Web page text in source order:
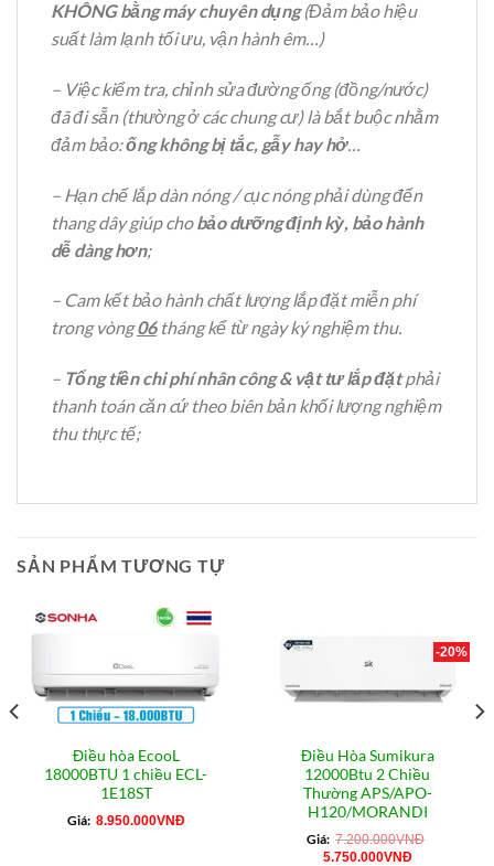
KHÔNG bằng máy chuyên dụng(Đảm bảo hiệu
suất làm lạnh tối ưu, vận hành êm…)
– Việc kiểm tra, chỉnh sửa đường ống (đồng/nước)
đã đi sẵn (thường ở các chung cư) là bắt buộc nhằm
đảm bảo:ống không bị tắc, gẫy hay hở…
– Hạn chế lắp dàn nóng / cục nóng phải dùng đến
thang dây giúp chobảo dưỡng định kỳ, bảo hành
dễ dàng hơn;
– Cam kết bảo hành chất lượng lắp đặt miễn phí
trong vòng06tháng kể từ ngày ký nghiệm thu.
– Tổng tiền chi phí nhân công & vật tư lắp đặtphải
thanh toán căn cứ theo biên bản khối lượng nghiệm
thu thực tế;
SẢN PHẨM TƯƠNG TỰ
Điều hòa EcooL
18000BTU 1 chiều ECL-
1E18ST
Giá: 8.950.000VNĐ
-20%
Điều Hòa Sumikura
12000Btu 2 Chiều
Thường APS/APO-
H120/MORANDI
Giá: 7.200.000VNĐ
Giá
5.750.000VNĐGiá